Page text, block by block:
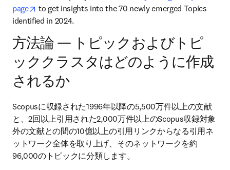
page
opens in new tab/window
to get insights into the 70 newly emerged Topics
identified in 2024.
方法論 — トピックおよびトピ
ッククラスタはどのように作成
されるか
Scopusに収録された1996年以降の5,500万件以上の文献
と、2回以上引用された2,000万件以上のScopus収録対象
外の文献との間の10億以上の引用リンクからなる引用ネ
ットワーク全体を取り上げ、そのネットワークを約
96,000のトピックに分類します。